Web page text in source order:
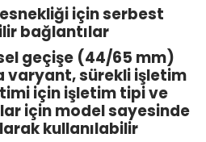
için serbest
bağlantılar
geçişe (44/65 mm)
varyant, sürekli işletim
için işletim tipi ve
için model sayesinde
kullanılabilir